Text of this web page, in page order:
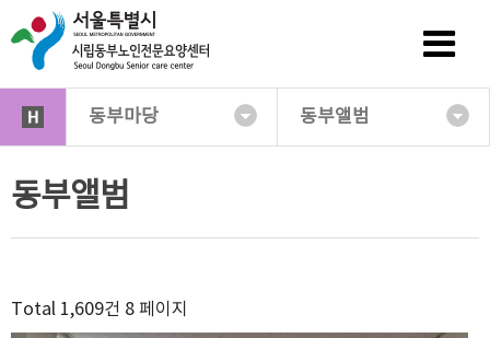
동부마당 동부앨범
동부앨범
Total 1,609건 8 페이지